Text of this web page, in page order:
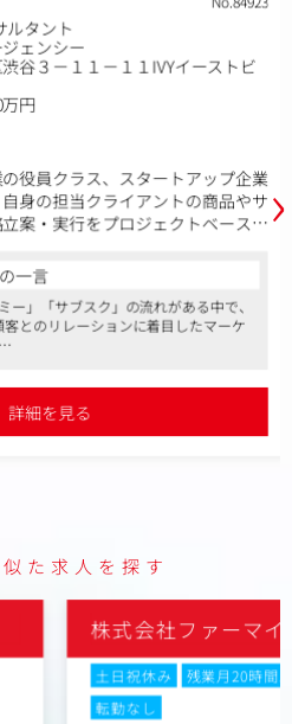
タント
ンシー
３－１１－１１IVYイーストビ
員クラス、スタートアップ企業
の担当クライアントの商品やサ
・実行をプロジェクトベースで
は現PMの元、OJTで業務を習
ります。
ブランディング戦略の企画立
ーの上場に向けた企業価値最大
言
「サブスク」の流れがある中で、
のリレーションに着目したマーケ
ことで初めて報酬をいただく「完
トに真摯に向き合う社風となって
細を見る
›
た求人を探す
ンターナショナル
内
在宅・リモートワーク